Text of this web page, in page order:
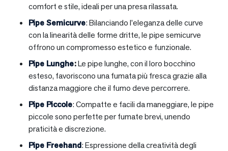
comfort e stile, ideali per una presa rilassata.
Pipe Semicurve: Bilanciando l’eleganza delle curve
con la linearità delle forme dritte, le pipe semicurve
offrono un compromesso estetico e funzionale.
Pipe Lunghe:Le pipe lunghe, con il loro bocchino
esteso, favoriscono una fumata più fresca grazie alla
distanza maggiore che il fumo deve percorrere.
Pipe Piccole: Compatte e facili da maneggiare, le pipe
piccole sono perfette per fumate brevi, unendo
praticità e discrezione.
Pipe Freehand: Espressione della creatività degli